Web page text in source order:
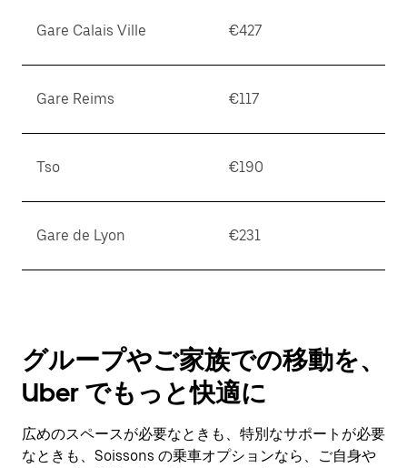
Gare Calais Ville €427
Gare Reims €117
Tso €190
Gare de Lyon €231
グループやご家族での移動を、
Uber でもっと快適に
広めのスペースが必要なときも、特別なサポートが必要
なときも、Soissons の乗車オプションなら、ご自身や